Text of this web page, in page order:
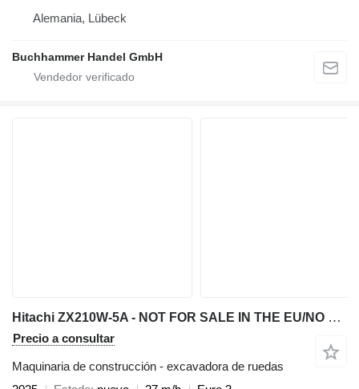
Alemania, Lübeck
Buchhammer Handel GmbH
Hitachi ZX210W-5A - NOT FOR SALE IN THE EU/NO CE MARKING
Precio a consultar
Maquinaria de construcción - excavadora de ruedas